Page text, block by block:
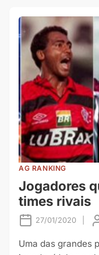
AG RANKING
Jogadores
times rivais
27/01/2020
Uma das grandes